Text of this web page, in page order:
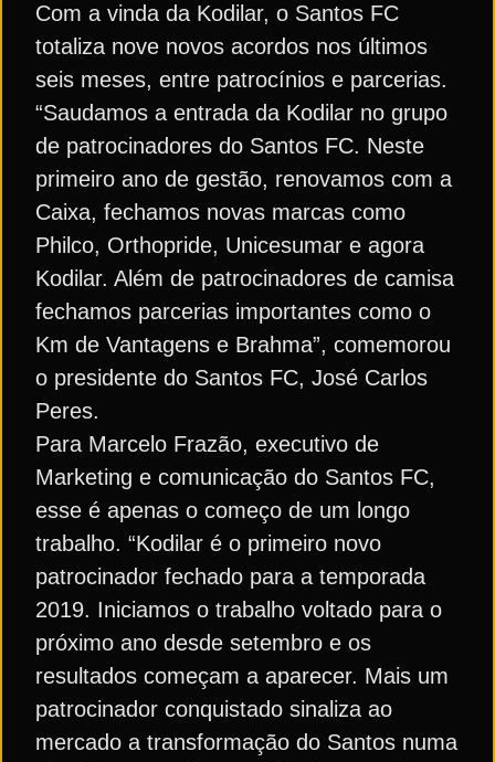
Com a vinda da Kodilar, o Santos FC
totaliza nove novos acordos nos últimos
seis meses, entre patrocínios e parcerias.
“Saudamos a entrada da Kodilar no grupo
de patrocinadores do Santos FC. Neste
primeiro ano de gestão, renovamos com a
Caixa, fechamos novas marcas como
Philco, Orthopride, Unicesumar e agora
Kodilar. Além de patrocinadores de camisa
fechamos parcerias importantes como o
Km de Vantagens e Brahma”, comemorou
o presidente do Santos FC, José Carlos
Peres.
Para Marcelo Frazão, executivo de
Marketing e comunicação do Santos FC,
esse é apenas o começo de um longo
trabalho. “Kodilar é o primeiro novo
patrocinador fechado para a temporada
2019. Iniciamos o trabalho voltado para o
próximo ano desde setembro e os
resultados começam a aparecer. Mais um
patrocinador conquistado sinaliza ao
mercado a transformação do Santos numa